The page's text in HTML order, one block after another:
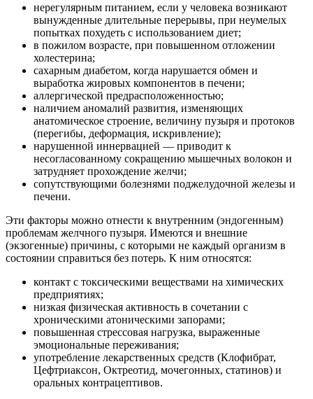
нерегулярным питанием, если у человека возникают
вынужденные длительные перерывы, при неумелых
попытках похудеть с использованием диет;
в пожилом возрасте, при повышенном отложении
холестерина;
сахарным диабетом, когда нарушается обмен и
выработка жировых компонентов в печени;
аллергической предрасположенностью;
наличием аномалий развития, изменяющих
анатомическое строение, величину пузыря и протоков
(перегибы, деформация, искривление);
нарушенной иннервацией — приводит к
несогласованному сокращению мышечных волокон и
затрудняет прохождение желчи;
сопутствующими болезнями поджелудочной железы и
печени.
Эти факторы можно отнести к внутренним (эндогенным)
проблемам желчного пузыря. Имеются и внешние
(экзогенные) причины, с которыми не каждый организм в
состоянии справиться без потерь. К ним относятся:
контакт с токсическими веществами на химических
предприятиях;
низкая физическая активность в сочетании с
хроническими атоническими запорами;
повышенная стрессовая нагрузка, выраженные
эмоциональные переживания;
употребление лекарственных средств (Клофибрат,
Цефтриаксон, Октреотид, мочегонных, статинов) и
оральных контрацептивов.